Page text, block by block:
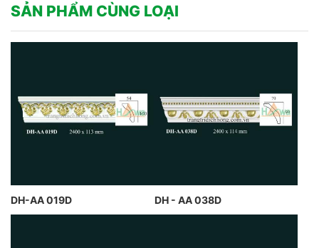
SẢN PHẨM CÙNG LOẠI
DH-AA 019D DH - AA 038D